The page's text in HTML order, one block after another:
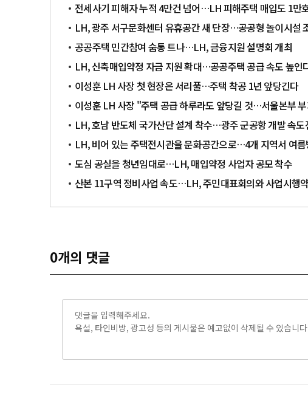
전세사기 피해자 누적 4만건 넘어…LH 피해주택 매입도 1만
LH, 광주 서구문화센터 유휴공간 새 단장…공공형 놀이시설
공공주택 민간참여 숨통 트나…LH, 금융지원 설명회 개최
LH, 신축매입약정 자금 지원 확대…공공주택 공급 속도 높인
이성훈 LH 사장 첫 현장은 서리풀…주택 착공 1년 앞당긴다
이성훈 LH 사장 "주택 공급 하루라도 앞당길 것…서울본부
LH, 호남 반도체 국가산단 설계 착수…광주 군공항 개발 속도
LH, 비어 있는 주택전시관을 문화공간으로…4개 지역서 여
도심 공실을 청년임대로…LH, 매입약정 사업자 공모 착수
산본 11구역 정비사업 속도…LH, 주민대표회의와 사업시행
0개의 댓글